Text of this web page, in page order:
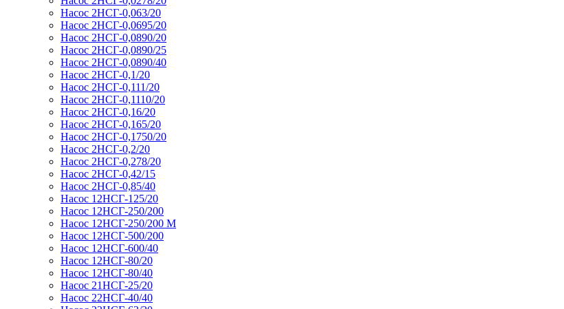
Насос 2НСГ-0,063/20
Насос 2НСГ-0,0695/20
Насос 2НСГ-0,0890/20
Насос 2НСГ-0,0890/25
Насос 2НСГ-0,0890/40
Насос 2НСГ-0,1/20
Насос 2НСГ-0,111/20
Насос 2НСГ-0,1110/20
Насос 2НСГ-0,16/20
Насос 2НСГ-0,165/20
Насос 2НСГ-0,1750/20
Насос 2НСГ-0,2/20
Насос 2НСГ-0,278/20
Насос 2НСГ-0,42/15
Насос 2НСГ-0,85/40
Насос 12НСГ-125/20
Насос 12НСГ-250/200
Насос 12НСГ-250/200 М
Насос 12НСГ-500/200
Насос 12НСГ-600/40
Насос 12НСГ-80/20
Насос 12НСГ-80/40
Насос 21НСГ-25/20
Насос 22НСГ-40/40